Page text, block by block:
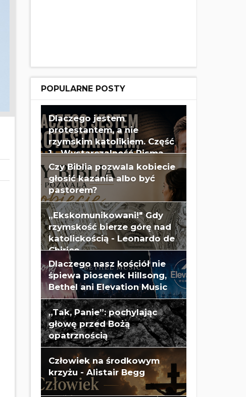
POPULARNE POSTY
Dlaczego jestem
protestantem, a nie
rzymskim katolikiem. Część
1 - Wystarczalność Pisma
Świętego - Wes Huff
Czy Biblia pozwala kobiecie
głosić kazania albo być
pastorem?
„Ekskomunikowani!" Gdy
rzymskość bierze górę nad
katolickością - Leonardo de
Chirico
Dlaczego nasz kościół nie
śpiewa piosenek Hillsong,
Bethel ani Elevation Music
„Tak, Panie”: pochylając
głowę przed Bożą
opatrznością
Człowiek na środkowym
krzyżu - Alistair Begg